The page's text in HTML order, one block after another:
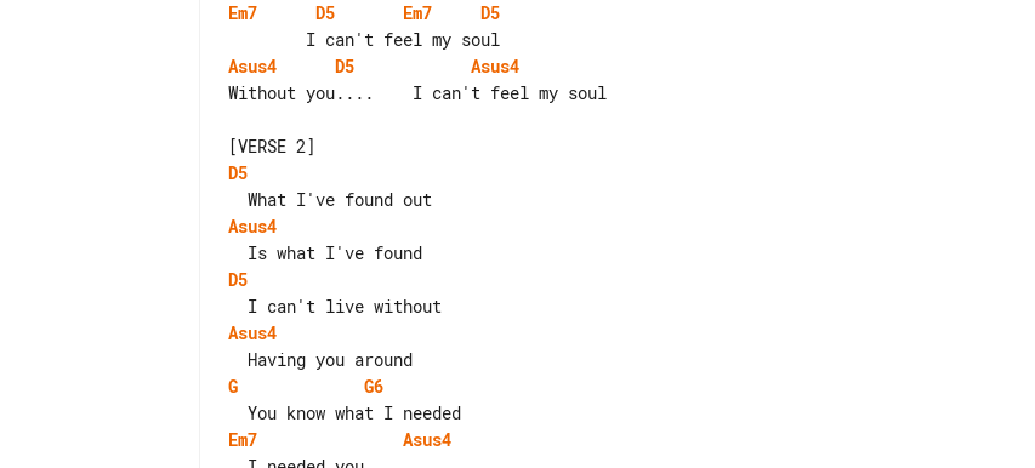
Em7
D5 Em7
D5
Asus4
D5
Asus4
Without you....    I can't feel my soul
D5
Asus4
D5
Asus4
G
G6
Em7
Asus4